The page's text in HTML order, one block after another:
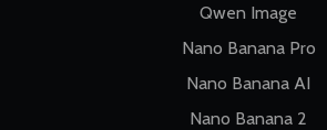
Qwen Image
Nano Banana Pro
Nano Banana AI
Nano Banana 2